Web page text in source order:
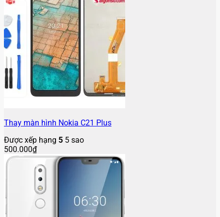
Thay màn hình Nokia C21 Plus
Được xếp hạng 5 5 sao
500.000₫